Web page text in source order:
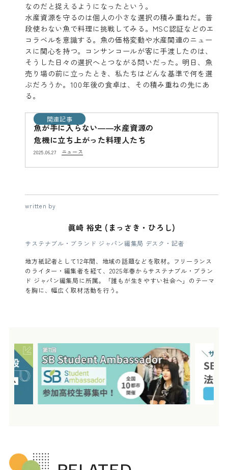
なのだと捉えるようになったという。
水産資源を守るのは個人の小さな選択の積み重ねだ。普
段使わない魚で料理に挑戦してみる。MSC認証などのエ
コラベルを意識する。魚の価格変動や水産関連のニュー
スに関心を持つ。コンサンコールが客に手渡したのは、
そうした日々の選択へとつながる問いだった。明日、魚
売り場の前に立ったとき、私たちはどんな基準で何を選
ぶだろうか。100年後の食卓は、その積み重ねの先にあ
る。
関連記事
魚が手に入らない――水産資源の
危機に立ち上がった料理人たち
2025.06.27 ニュース
written by
眞崎 裕史 (まっさき・ひろし)
サステナブル・ブランド ジャパン編集局 デスク・記者
地方紙記者として12年間、地域の話題などを取材。フリーランス
のライター・編集者を経て、2025年春からサステナブル・ブラン
ド ジャパン編集局に所属。「誰もが生きやすい社会へ」のテーマ
を胸に、幅広く取材活動を行う。